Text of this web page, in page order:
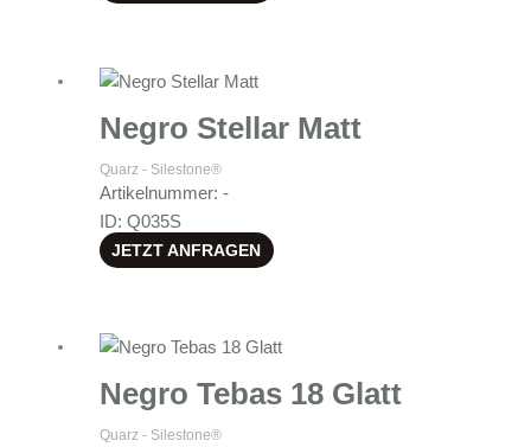
Negro Stellar Matt
Quarz - Silestone®
Artikelnummer: -
ID: Q035S
JETZT ANFRAGEN
Negro Tebas 18 Glatt
Quarz - Silestone®